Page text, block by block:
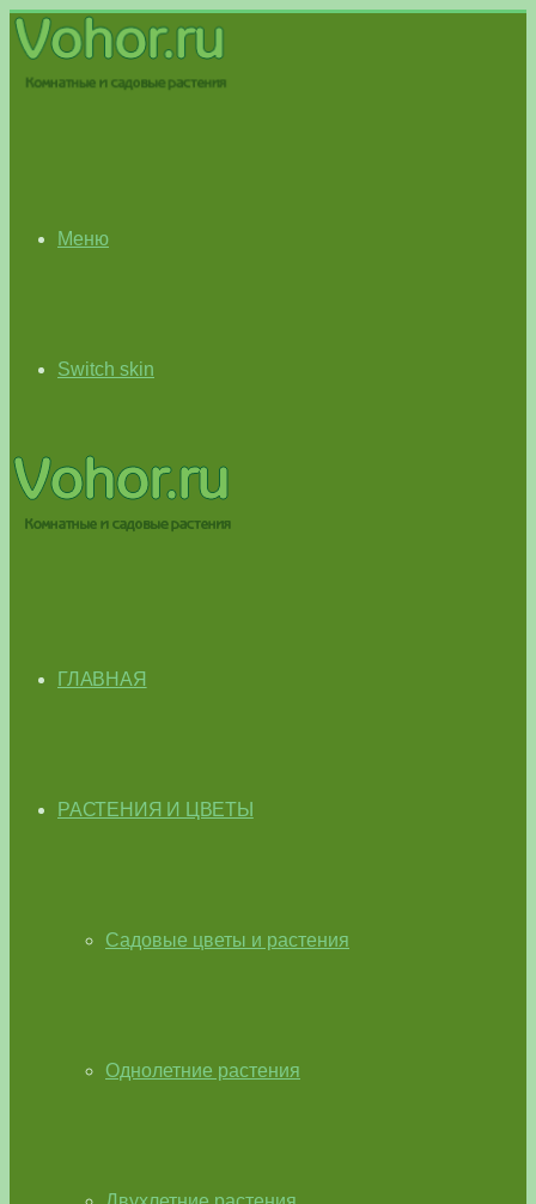
Меню
Switch skin
ГЛАВНАЯ
РАСТЕНИЯ И ЦВЕТЫ
Садовые цветы и растения
Однолетние растения